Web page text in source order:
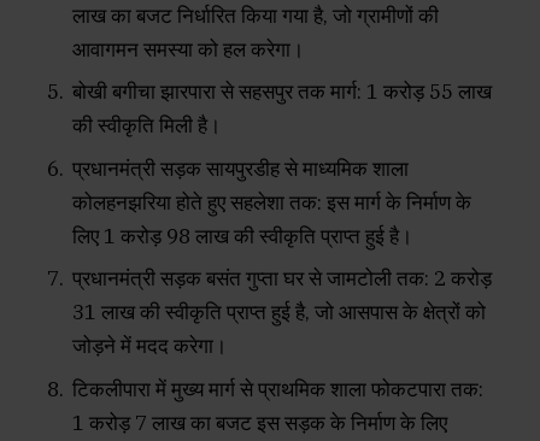
लाख का बजट निर्धारित किया गया है, जो ग्रामीणों की
आवागमन समस्या को हल करेगा।
बोखी बगीचा झारपारा से सहसपुर तक मार्ग: ₹1 करोड़ 55 लाख
की स्वीकृति मिली है।
प्रधानमंत्री सड़क सायपुरडीह से माध्यमिक शाला
कोलहनझरिया होते हुए सहलेशा तक: इस मार्ग के निर्माण के
लिए ₹1 करोड़ 98 लाख की स्वीकृति प्राप्त हुई है।
प्रधानमंत्री सड़क बसंत गुप्ता घर से जामटोली तक: ₹2 करोड़
31 लाख की स्वीकृति प्राप्त हुई है, जो आसपास के क्षेत्रों को
जोड़ने में मदद करेगा।
टिकलीपारा में मुख्य मार्ग से प्राथमिक शाला फोकटपारा तक:
₹1 करोड़ 7 लाख का बजट इस सड़क के निर्माण के लिए